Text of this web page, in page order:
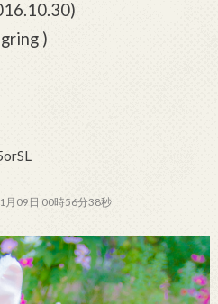
)
月09日 00時56分38秒